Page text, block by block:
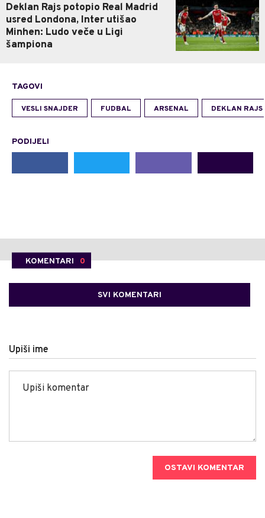
Deklan Rajs potopio Real Madrid
usred Londona, Inter utišao
Minhen: Ludo veče u Ligi
šampiona
TAGOVI
VESLI SNAJDER FUDBAL ARSENAL DEKLAN RAJS
PODIJELI
KOMENTARI 0
SVI KOMENTARI
Upiši ime
OSTAVI KOMENTAR